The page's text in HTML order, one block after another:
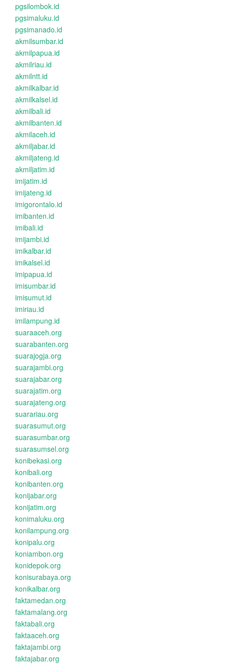
pgsilombok.id
pgsimaluku.id
pgsimanado.id
akmilsumbar.id
akmilpapua.id
akmilriau.id
akmilntt.id
akmilkalbar.id
akmilkalsel.id
akmilbali.id
akmilbanten.id
akmilaceh.id
akmiljabar.id
akmiljateng.id
akmiljatim.id
imijatim.id
imijateng.id
imigorontalo.id
imibanten.id
imibali.id
imijambi.id
imikalbar.id
imikalsel.id
imipapua.id
imisumbar.id
imisumut.id
imiriau.id
imilampung.id
suaraaceh.org
suarabanten.org
suarajogja.org
suarajambi.org
suarajabar.org
suarajatim.org
suarajateng.org
suarariau.org
suarasumut.org
suarasumbar.org
suarasumsel.org
konibekasi.org
konibali.org
konibanten.org
konijabar.org
konijatim.org
konimaluku.org
konilampung.org
konipalu.org
koniambon.org
konidepok.org
konisurabaya.org
konikalbar.org
faktamedan.org
faktamalang.org
faktabali.org
faktaaceh.org
faktajambi.org
faktajabar.org